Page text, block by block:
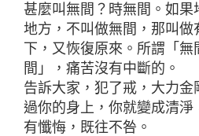
甚麼叫無間？時無間。如果
地方，不叫做無間，那叫做
下，又恢復原來。所謂「無
間」，痛苦沒有中斷的。
告訴大家，犯了戒，大力金
過你的身上，你就變成清
有懺悔，既往不咎。